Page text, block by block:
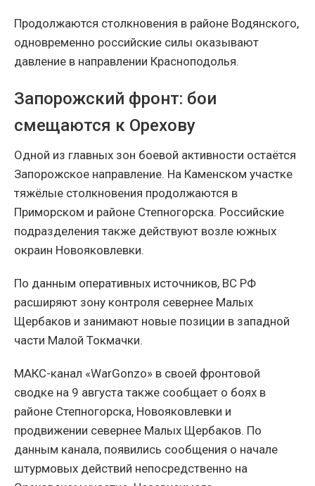
Продолжаются столкновения в районе Водянского,
одновременно российские силы оказывают
давление в направлении Красноподолья.
Запорожский фронт: бои
смещаются к Орехову
Одной из главных зон боевой активности остаётся
Запорожское направление. На Каменском участке
тяжёлые столкновения продолжаются в
Приморском и районе Степногорска. Российские
подразделения также действуют возле южных
окраин Новояковлевки.
По данным оперативных источников, ВС РФ
расширяют зону контроля севернее Малых
Щербаков и занимают новые позиции в западной
части Малой Токмачки.
МАКС-канал «WarGonzo» в своей фронтовой
сводке на 9 августа также сообщает о боях в
районе Степногорска, Новояковлевки и
продвижении севернее Малых Щербаков. По
данным канала, появились сообщения о начале
штурмовых действий непосредственно на